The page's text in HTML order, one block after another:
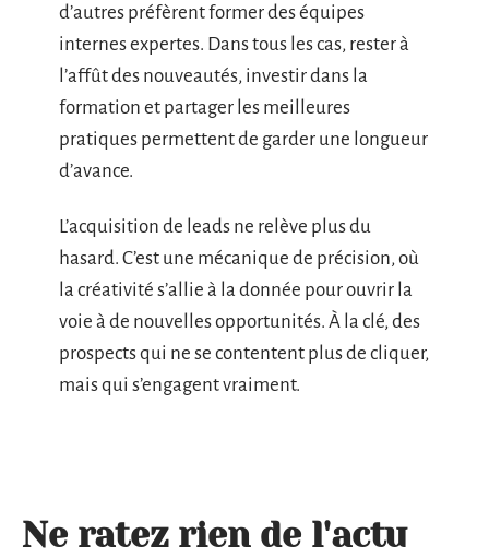
d’autres préfèrent former des équipes
internes expertes. Dans tous les cas, rester à
l’affût des nouveautés, investir dans la
formation et partager les meilleures
pratiques permettent de garder une longueur
d’avance.
L’acquisition de leads ne relève plus du
hasard. C’est une mécanique de précision, où
la créativité s’allie à la donnée pour ouvrir la
voie à de nouvelles opportunités. À la clé, des
prospects qui ne se contentent plus de cliquer,
mais qui s’engagent vraiment.
Ne ratez rien de l'actu